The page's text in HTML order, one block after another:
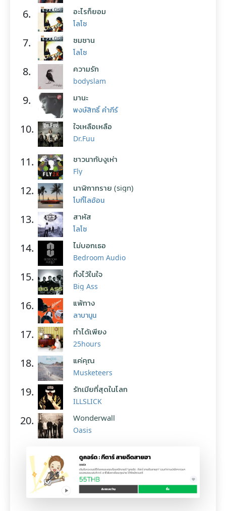
6. อะไรก็ยอม
โลโซ
7. ซมซาน
โลโซ
8. ความรัก
bodyslam
9. มานะ
พงษ์สิทธิ์ คำภีร์
10. ใจเหลือเหลือ
Dr.Fuu
11. ชาวนากับงูเห่า
Fly
12. นาฬิกาทราย (sign)
โบกี้ไลอ้อน
13. สาหัส
โลโซ
14. ไม่บอกเธอ
Bedroom Audio
15. ทิ้งไว้ในใจ
Big Ass
16. แพ้ทาง
ลาบานูน
17. ทำได้เพียง
25hours
18. แค่คุณ
Musketeers
19. รักเมียที่สุดในโลก
ILLSLICK
20. Wonderwall
Oasis